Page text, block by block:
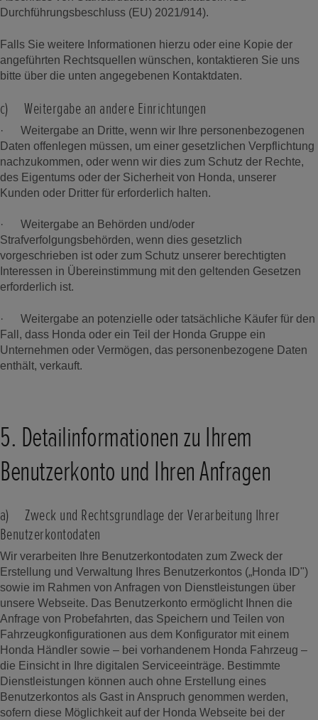
Durchführungsbeschluss (EU) 2021/914).
Falls Sie weitere Informationen hierzu oder eine Kopie der
angeführten Rechtsquellen wünschen, kontaktieren Sie uns
bitte über die unten angegebenen Kontaktdaten.
c) Weitergabe an andere Einrichtungen
· Weitergabe an Dritte, wenn wir Ihre personenbezogenen
Daten offenlegen müssen, um einer gesetzlichen Verpflichtung
nachzukommen, oder wenn wir dies zum Schutz der Rechte,
des Eigentums oder der Sicherheit von Honda, unserer
Kunden oder Dritter für erforderlich halten.
· Weitergabe an Behörden und/oder
Strafverfolgungsbehörden, wenn dies gesetzlich
vorgeschrieben ist oder zum Schutz unserer berechtigten
Interessen in Übereinstimmung mit den geltenden Gesetzen
erforderlich ist.
· Weitergabe an potenzielle oder tatsächliche Käufer für den
Fall, dass Honda oder ein Teil der Honda Gruppe ein
Unternehmen oder Vermögen, das personenbezogene Daten
enthält, verkauft.
5. Detailinformationen zu Ihrem
Benutzerkonto und Ihren Anfragen
a) Zweck und Rechtsgrundlage der Verarbeitung Ihrer
Benutzerkontodaten
Wir verarbeiten Ihre Benutzerkontodaten zum Zweck der
Erstellung und Verwaltung Ihres Benutzerkontos („Honda ID")
sowie im Rahmen von Anfragen von Dienstleistungen über
unsere Webseite. Das Benutzerkonto ermöglicht Ihnen die
Anfrage von Probefahrten, das Speichern und Teilen von
Fahrzeugkonfigurationen aus dem Konfigurator mit einem
Honda Händler sowie – bei vorhandenem Honda Fahrzeug –
die Einsicht in Ihre digitalen Serviceeinträge. Bestimmte
Dienstleistungen können auch ohne Erstellung eines
Benutzerkontos als Gast in Anspruch genommen werden,
sofern diese Möglichkeit auf der Honda Webseite bei der